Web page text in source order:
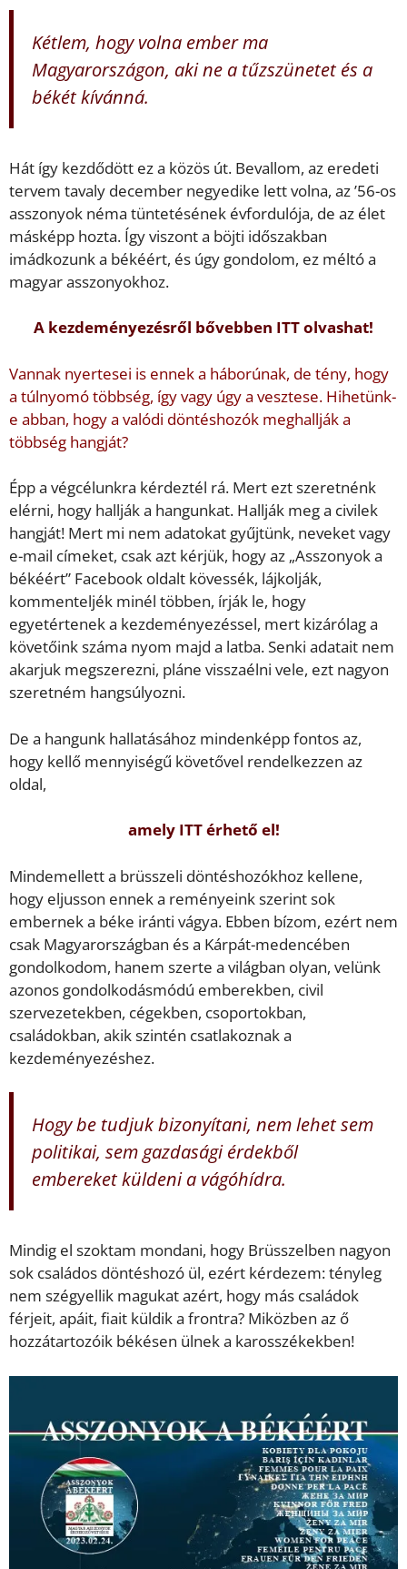
Kétlem, hogy volna ember ma
Magyarországon, aki ne a tűzszünetet és a
békét kívánná.
Hát így kezdődött ez a közös út. Bevallom, az eredeti
tervem tavaly december negyedike lett volna, az ’56-os
asszonyok néma tüntetésének évfordulója, de az élet
másképp hozta. Így viszont a böjti időszakban
imádkozunk a békéért, és úgy gondolom, ez méltó a
magyar asszonyokhoz.
A kezdeményezésről bővebben ITT olvashat!
Vannak nyertesei is ennek a háborúnak, de tény, hogy
a túlnyomó többség, így vagy úgy a vesztese. Hihetünk-
e abban, hogy a valódi döntéshozók meghallják a
többség hangját?
Épp a végcélunkra kérdeztél rá. Mert ezt szeretnénk
elérni, hogy hallják a hangunkat. Hallják meg a civilek
hangját! Mert mi nem adatokat gyűjtünk, neveket vagy
e-mail címeket, csak azt kérjük, hogy az „Asszonyok a
békéért” Facebook oldalt kövessék, lájkolják,
kommenteljék minél többen, írják le, hogy
egyetértenek a kezdeményezéssel, mert kizárólag a
követőink száma nyom majd a latba. Senki adatait nem
akarjuk megszerezni, pláne visszaélni vele, ezt nagyon
szeretném hangsúlyozni.
De a hangunk hallatásához mindenképp fontos az,
hogy kellő mennyiségű követővel rendelkezzen az
oldal,
amely ITT érhető el!
Mindemellett a brüsszeli döntéshozókhoz kellene,
hogy eljusson ennek a reményeink szerint sok
embernek a béke iránti vágya. Ebben bízom, ezért nem
csak Magyarországban és a Kárpát-medencében
gondolkodom, hanem szerte a világban olyan, velünk
azonos gondolkodásmódú emberekben, civil
szervezetekben, cégekben, csoportokban,
családokban, akik szintén csatlakoznak a
kezdeményezéshez.
Hogy be tudjuk bizonyítani, nem lehet sem
politikai, sem gazdasági érdekből
embereket küldeni a vágóhídra.
Mindig el szoktam mondani, hogy Brüsszelben nagyon
sok családos döntéshozó ül, ezért kérdezem: tényleg
nem szégyellik magukat azért, hogy más családok
férjeit, apáit, fiait küldik a frontra? Miközben az ő
hozzátartozóik békésen ülnek a karosszékekben!